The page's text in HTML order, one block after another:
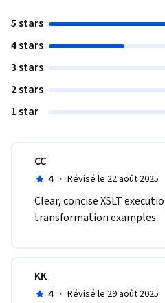
5 stars
4 stars
3 stars
2 stars
1 star
CC
4 · Révisé le 22 août 2025
Clear, concise XSLT
transformation examples.
KK
4 · Révisé le 29 août 2025